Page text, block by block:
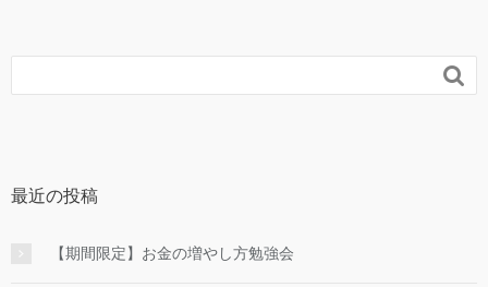

最近の投稿
【期間限定】お金の増やし方勉強会